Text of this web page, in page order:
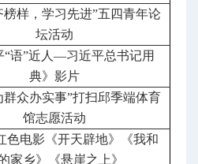
榜样，学习先进”五四青年论
坛活动
“语”近人—习近平总书记用
典》影片
群众办实事”打扫邱季端体育
馆志愿活动
色电影《开天辟地》《我和
家乡》《悬崖之上》